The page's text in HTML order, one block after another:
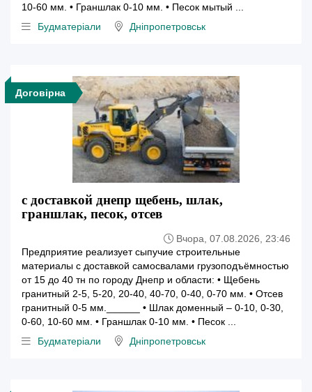
10-60 мм. • Граншлак 0-10 мм. • Песок мытый ...
Будматеріали
Дніпропетровськ
Договірна
с доставкой днепр щебень, шлак,
граншлак, песок, отсев
Вчора, 07.08.2026, 23:46
Предприятие реализует сыпучие строительные
материалы с доставкой самосвалами грузоподъёмностью
от 15 до 40 тн по городу Днепр и области: • Щебень
гранитный 2-5, 5-20, 20-40, 40-70, 0-40, 0-70 мм. • Отсев
гранитный 0-5 мм.______ • Шлак доменный – 0-10, 0-30,
0-60, 10-60 мм. • Граншлак 0-10 мм. • Песок ...
Будматеріали
Дніпропетровськ